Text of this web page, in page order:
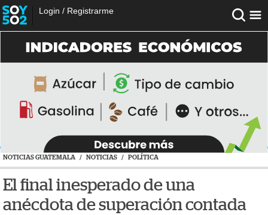
Login / Registrarme
NOTICIAS GUATEMALA / NOTICIAS / POLÍTICA
El final inesperado de una
anécdota de superación contada